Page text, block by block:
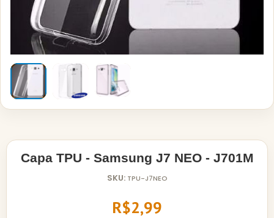
Capa TPU - Samsung J7 NEO - J701M
SKU: TPU-J7NEO
R$2,99